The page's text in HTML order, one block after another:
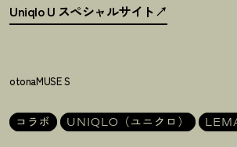
Uniqlo U スペシャルサイト
otonaMUSE S
コラボ UNIQLO（ユニクロ）